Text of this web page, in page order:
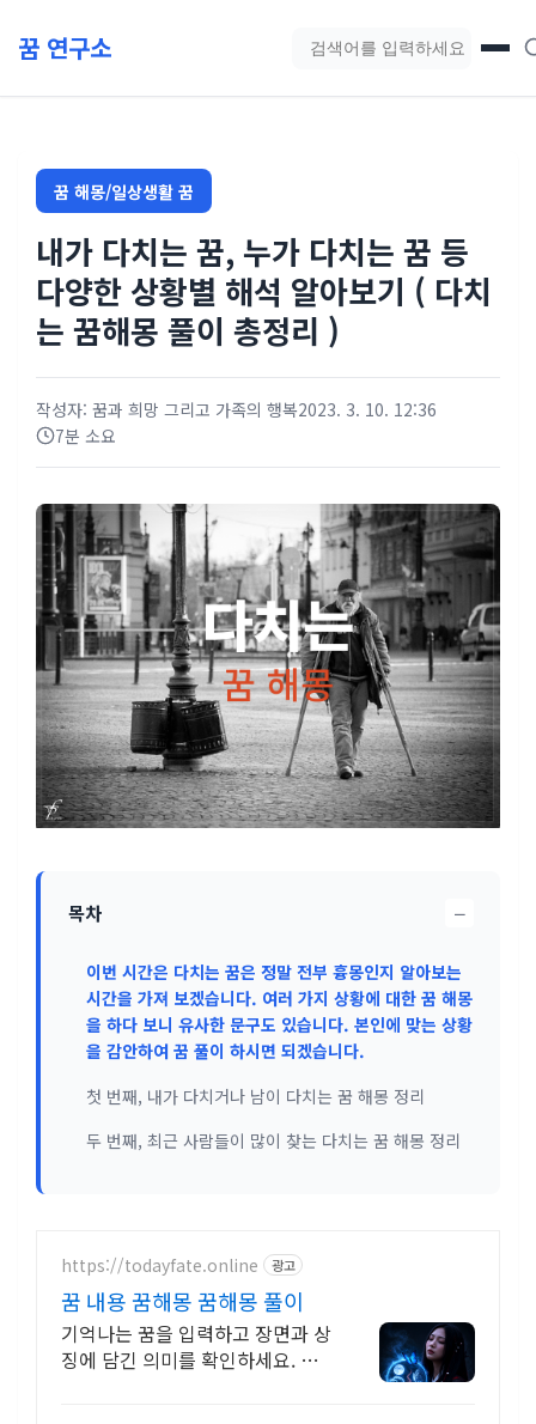
꿈 연구소 블로그 검색
꿈 해몽/일상생활 꿈
내가 다치는 꿈, 누가 다치는 꿈 등
다양한 상황별 해석 알아보기 ( 다치
는 꿈해몽 풀이 총정리 )
작성자: 꿈과 희망 그리고 가족의 행복2023. 3. 10. 12:36
7분 소요
목차 −
이번 시간은 다치는 꿈은 정말 전부 흉몽인지 알아보는
시간을 가져 보겠습니다. 여러 가지 상황에 대한 꿈 해몽
을 하다 보니 유사한 문구도 있습니다. 본인에 맞는 상황
을 감안하여 꿈 풀이 하시면 되겠습니다.
첫 번째, 내가 다치거나 남이 다치는 꿈 해몽 정리
두 번째, 최근 사람들이 많이 찾는 다치는 꿈 해몽 정리
https://todayfate.online 광고
꿈 내용 꿈해몽 꿈해몽 풀이
기억나는 꿈을 입력하고 장면과 상
징에 담긴 의미를 확인하세요. 간